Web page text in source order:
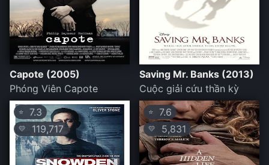
Capote (2005)
Phóng Viên Capote
Saving Mr. Banks (2013)
Cuộc giải cứu thần kỳ
⭐ 7.3
💛 119,717
⭐ 7.6
💛 5,831